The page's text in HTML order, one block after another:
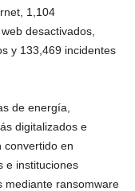
1,104
desactivados,
y 133,469 incidentes
de energía,
digitalizados e
convertido en
e instituciones
mediante ransomware